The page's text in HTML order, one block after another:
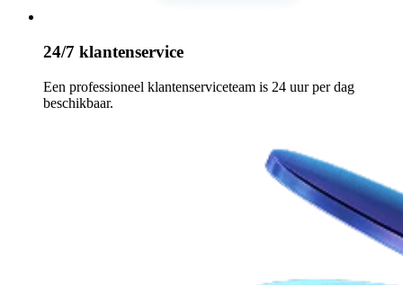
24/7 klantenservice
Een professioneel klantenserviceteam is 24 uur per dag
beschikbaar.